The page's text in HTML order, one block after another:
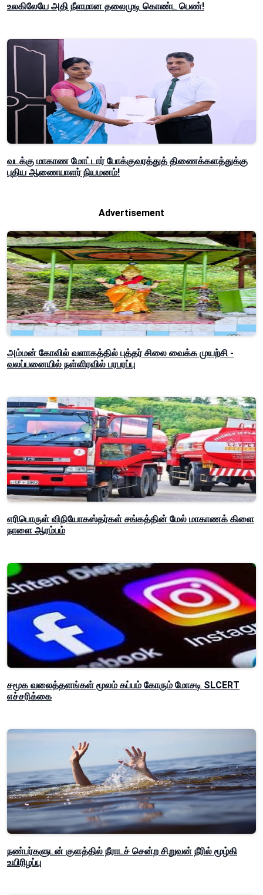
உலகிலேயே அதி நீளமான தலைமுடி கொண்ட பெண்!
வடக்கு மாகாண மோட்டார் போக்குவரத்துத் திணைக்களத்துக்கு
புதிய ஆணையாளர் நியமனம்!
Advertisement
அம்மன் கோவில் வளாகத்தில் புத்தர் சிலை வைக்க முயற்சி -
வலப்பனையில் நள்ளிரவில் பரபரப்பு
எரிபொருள் விநியோகஸ்தர்கள் சங்கத்தின் மேல் மாகாணக் கிளை
நாளை ஆரம்பம்
சமூக வலைத்தளங்கள் மூலம் கப்பம் கோரும் மோசடி SLCERT
எச்சரிக்கை
நண்பர்களுடன் குளத்தில் நீராடச் சென்ற சிறுவன் நீரில் மூழ்கி
உயிரிழப்பு